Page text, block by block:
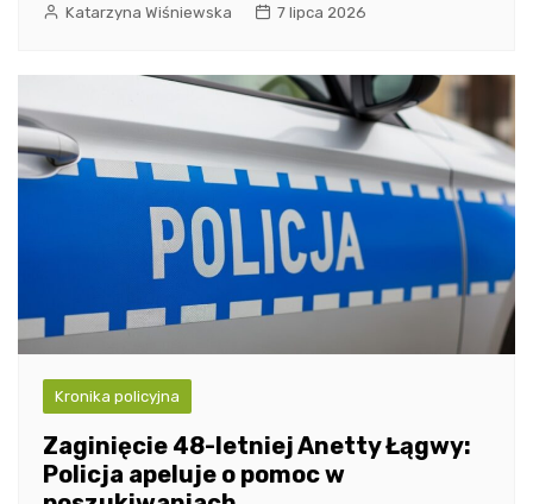
Katarzyna Wiśniewska 7 lipca 2026
Kronika policyjna
Zaginięcie 48-letniej Anetty Łągwy:
Policja apeluje o pomoc w